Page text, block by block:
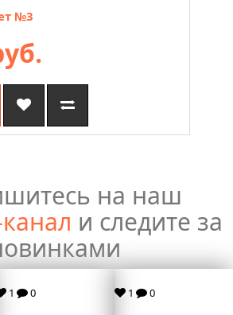
№3
на наш
и следите за
1 0 1 0